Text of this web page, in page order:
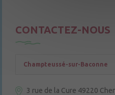
CONTACTEZ-NOUS
Champteussé-sur-Baconne
3 rue de la Cure 49220